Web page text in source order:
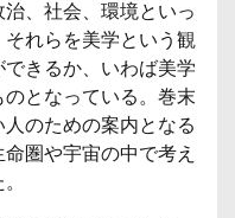
、社会、環境といっ
れらを美学という観
きるか、いわば美学
となっている。巻末
のための案内となる
圏や宇宙の中で考え